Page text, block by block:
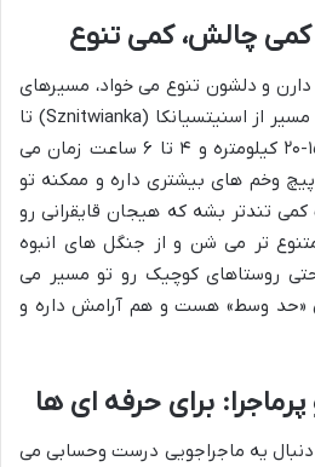
چالش، کمی تنوع
دارن و دلشون تنوع می خواد، مسیرهای
متوسط بهترین انتخابه. مثلاً مسیر از اسنیتسیانکا (Sznitwianka) تا
کروتینیا. این مسیر حدود ۱۵-۲۰ کیلومتره و ۴ تا ۶ ساعت زمان می
وخم های بیشتری داره و ممکنه تو
تندتر بشه که هیجان قایقرانی رو
تر می شن و از جنگل های انبوه
روستاهای کوچیک رو تو مسیر می
«حد وسط» هست و هم آرامش داره و
برای حرفه ای ها
یه ماجراجویی درست وحسابی می